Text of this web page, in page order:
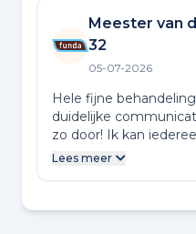
Meester van
32
05-07-2026
Hele fijne
duidelijke
zo door! Ik kan
deze spannende tijd
Lees meer